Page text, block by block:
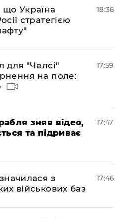
Україна
стратегією
18:36
для "Челсі"
на поле:
17:59
зняв відео,
та підриває
17:47
з
військових баз
17:46